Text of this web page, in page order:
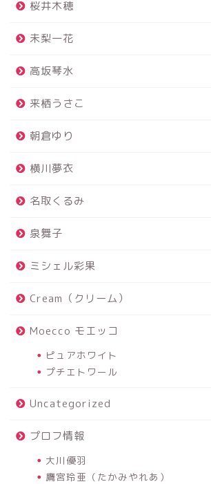
桜井木穂
未梨一花
高坂琴水
来栖うさこ
朝倉ゆり
横川夢衣
名取くるみ
泉舞子
ミシェル彩果
Cream（クリーム）
Moecco モエッコ
ピュアホワイト
プチエトワール
Uncategorized
プロフ情報
大川優羽
鷹宮玲亜（たかみやれあ）